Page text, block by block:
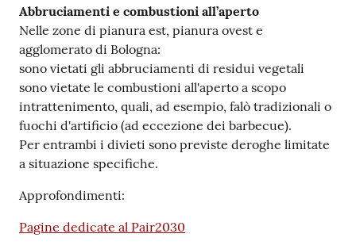
Abbruciamenti e combustioni all’aperto
Nelle zone di pianura est, pianura ovest e
agglomerato di Bologna:
sono vietati gli abbruciamenti di residui vegetali
sono vietate le combustioni all'aperto a scopo
intrattenimento, quali, ad esempio, falò tradizionali o
fuochi d'artificio (ad eccezione dei barbecue).
Per entrambi i divieti sono previste deroghe limitate
a situazione specifiche.
Approfondimenti:
Pagine dedicate al Pair2030